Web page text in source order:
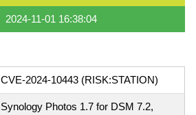
2024-11-01 16:38:04
CVE-2024-10443 (RISK:STATION)
Synology Photos 1.7 for DSM 7.2,